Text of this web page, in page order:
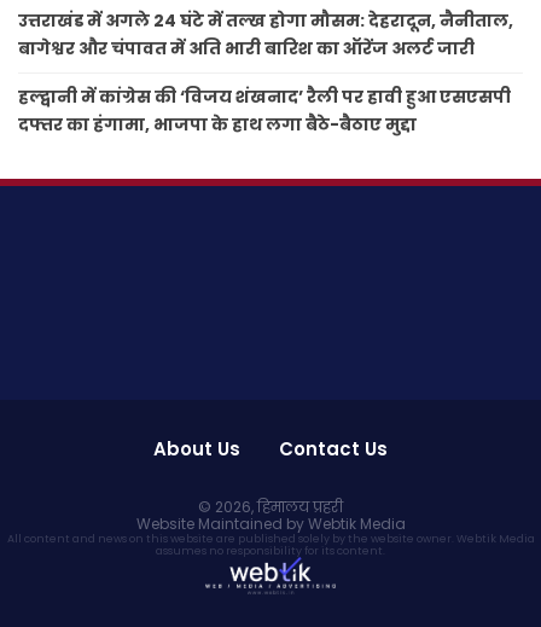
उत्तराखंड में अगले 24 घंटे में तल्ख होगा मौसम: देहरादून, नैनीताल,
बागेश्वर और चंपावत में अति भारी बारिश का ऑरेंज अलर्ट जारी
हल्द्वानी में कांग्रेस की ‘विजय शंखनाद’ रैली पर हावी हुआ एसएसपी
दफ्तर का हंगामा, भाजपा के हाथ लगा बैठे-बैठाए मुद्दा
About Us Contact Us
© 2026,हिमालय प्रहरी
Website Maintained by Webtik Media
All content and news on this website are published solely by the website owner. Webtik Media
assumes no responsibility for its content.